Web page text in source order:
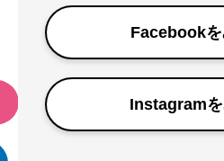
Facebook
Instagram